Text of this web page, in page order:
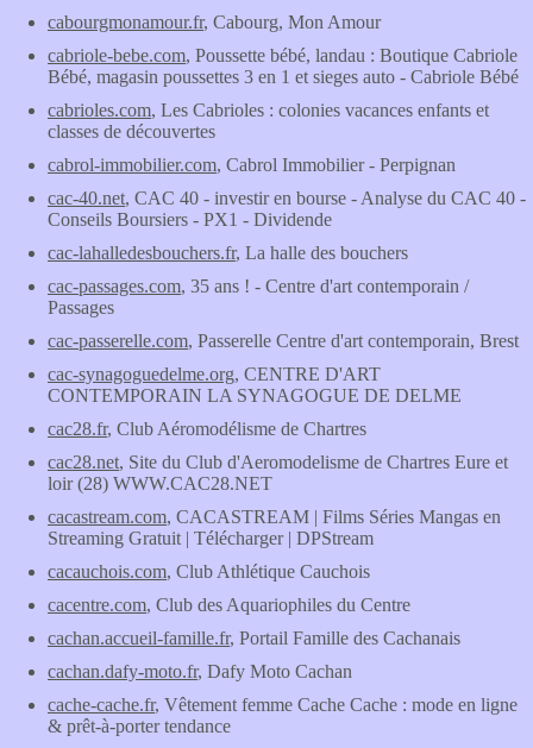
cabourgmonamour.fr, Cabourg, Mon Amour
cabriole-bebe.com, Poussette bébé, landau : Boutique Cabriole
Bébé, magasin poussettes 3 en 1 et sieges auto - Cabriole Bébé
cabrioles.com, Les Cabrioles : colonies vacances enfants et
classes de découvertes
cabrol-immobilier.com, Cabrol Immobilier - Perpignan
cac-40.net, CAC 40 - investir en bourse - Analyse du CAC 40 -
Conseils Boursiers - PX1 - Dividende
cac-lahalledesbouchers.fr, La halle des bouchers
cac-passages.com, 35 ans ! - Centre d'art contemporain /
Passages
cac-passerelle.com, Passerelle Centre d'art contemporain, Brest
cac-synagoguedelme.org, CENTRE D'ART
CONTEMPORAIN LA SYNAGOGUE DE DELME
cac28.fr, Club Aéromodélisme de Chartres
cac28.net, Site du Club d'Aeromodelisme de Chartres Eure et
loir (28) WWW.CAC28.NET
cacastream.com, CACASTREAM | Films Séries Mangas en
Streaming Gratuit | Télécharger | DPStream
cacauchois.com, Club Athlétique Cauchois
cacentre.com, Club des Aquariophiles du Centre
cachan.accueil-famille.fr, Portail Famille des Cachanais
cachan.dafy-moto.fr, Dafy Moto Cachan
cache-cache.fr, Vêtement femme Cache Cache : mode en ligne
& prêt-à-porter tendance